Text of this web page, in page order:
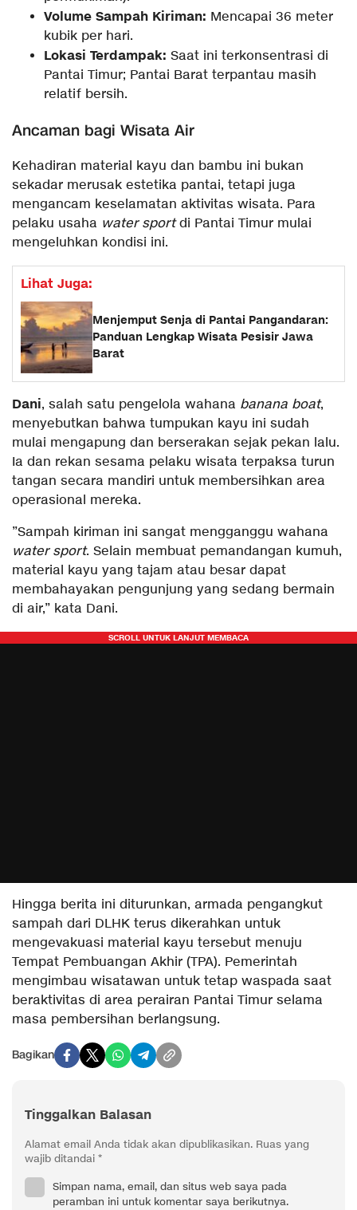
Volume Sampah Kiriman: Mencapai 36 meter
kubik per hari.
Lokasi Terdampak: Saat ini terkonsentrasi di
Pantai Timur; Pantai Barat terpantau masih
relatif bersih.
​Ancaman bagi Wisata Air
​Kehadiran material kayu dan bambu ini bukan
sekadar merusak estetika pantai, tetapi juga
mengancam keselamatan aktivitas wisata. Para
pelaku usaha water sportdi Pantai Timur mulai
mengeluhkan kondisi ini.
Lihat Juga:
Menjemput Senja di Pantai Pangandaran:
Panduan Lengkap Wisata Pesisir Jawa
Barat
Dani, salah satu pengelola wahana banana boat,
menyebutkan bahwa tumpukan kayu ini sudah
mulai mengapung dan berserakan sejak pekan lalu.
Ia dan rekan sesama pelaku wisata terpaksa turun
tangan secara mandiri untuk membersihkan area
operasional mereka.
​”Sampah kiriman ini sangat mengganggu wahana
water sport. Selain membuat pemandangan kumuh,
material kayu yang tajam atau besar dapat
membahayakan pengunjung yang sedang bermain
di air,” kata Dani.
​Hingga berita ini diturunkan, armada pengangkut
sampah dari DLHK terus dikerahkan untuk
mengevakuasi material kayu tersebut menuju
Tempat Pembuangan Akhir (TPA). Pemerintah
mengimbau wisatawan untuk tetap waspada saat
beraktivitas di area perairan Pantai Timur selama
masa pembersihan berlangsung.
Bagikan
Tinggalkan Balasan
Alamat email Anda tidak akan dipublikasikan. Ruas yang
wajib ditandai *
Simpan nama, email, dan situs web saya pada
peramban ini untuk komentar saya berikutnya.